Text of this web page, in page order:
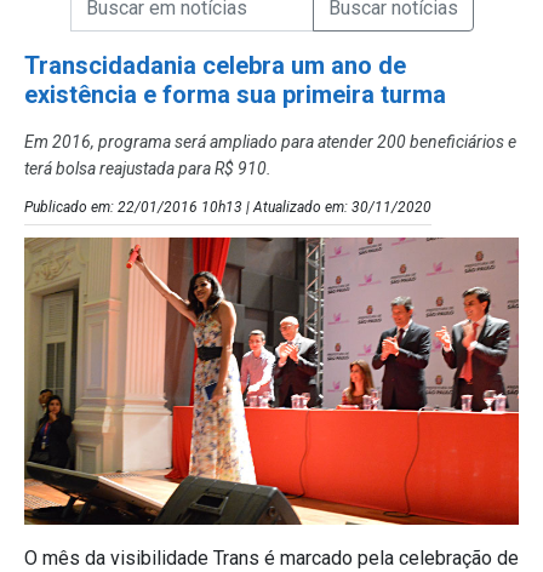
Transcidadania celebra um ano de
existência e forma sua primeira turma
Em 2016, programa será ampliado para atender 200 beneficiários e
terá bolsa reajustada para R$ 910.
Publicado em: 22/01/2016 10h13 | Atualizado em: 30/11/2020
O mês da visibilidade Trans é marcado pela celebração de